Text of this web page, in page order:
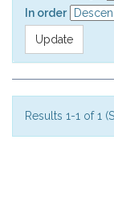
In order
Results 1-1 of 1